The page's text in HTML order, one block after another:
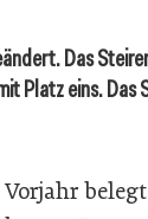
Das
Platz eins. Das